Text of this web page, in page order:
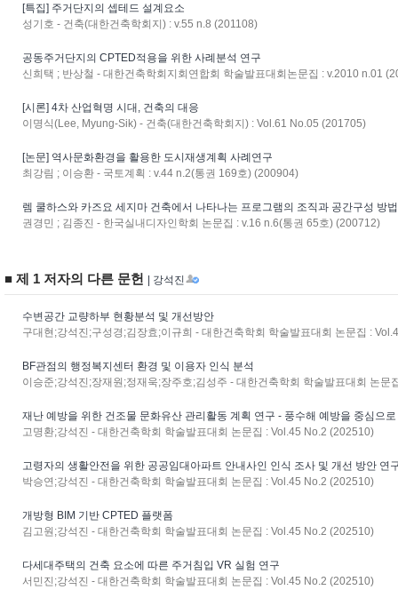
[특집] 주거단지의 셉테드 설계요소
성기호 - 건축(대한건축학회지) : v.55 n.8 (201108)
공동주거단지의 CPTED적용을 위한 사례분석 연구
신희택 ; 반상철 - 대한건축학회지회연합회 학술발표대회논문집 : v.2010 n.01
[시론] 4차 산업혁명 시대, 건축의 대응
이명식(Lee, Myung-Sik) - 건축(대한건축학회지) : Vol.61 No.05 (201705)
[논문] 역사문화환경을 활용한 도시재생계획 사례연구
최강림 ; 이승환 - 국토계획 : v.44 n.2(통권 169호) (200904)
렘 쿨하스와 카즈요 세지마 건축에서 나타나는 프로그램의 조직과 공간구성 방
권경민 ; 김종진 - 한국실내디자인학회 논문집 : v.16 n.6(통권 65호) (200712)
■ 제 1 저자의 다른 문헌 | 강석진
수변공간 교량하부 현황분석 및 개선방안
구대현;강석진;구성경;김장효;이규희 - 대한건축학회 학술발표대회 논문집 :
BF관점의 행정복지센터 환경 및 이용자 인식 분석
이승준;강석진;장재원;정재욱;장주호;김성주 - 대한건축학회 학술발표대회 논문
재난 예방을 위한 건조물 문화유산 관리활동 계획 연구 - 풍수해 예방을 중심으로
고명환;강석진 - 대한건축학회 학술발표대회 논문집 : Vol.45 No.2 (202510)
고령자의 생활안전을 위한 공공임대아파트 안내사인 인식 조사 및 개선 방안 연
박승연;강석진 - 대한건축학회 학술발표대회 논문집 : Vol.45 No.2 (202510)
개방형 BIM 기반 CPTED 플랫폼
김고원;강석진 - 대한건축학회 학술발표대회 논문집 : Vol.45 No.2 (202510)
다세대주택의 건축 요소에 따른 주거침입 VR 실험 연구
서민진;강석진 - 대한건축학회 학술발표대회 논문집 : Vol.45 No.2 (202510)